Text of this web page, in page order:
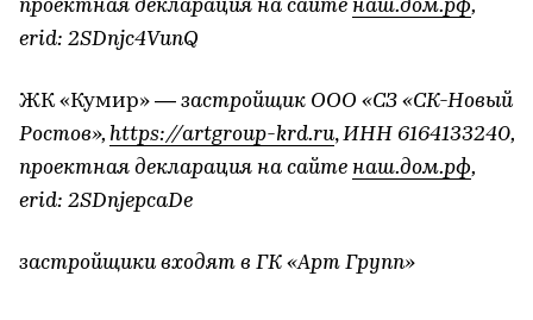
проектная декларация на сайте наш.дом.рф,
erid: 2SDnjc4VunQ
ЖК «Кумир» — застройщик ООО «СЗ «СК-Новый
Ростов», https://artgroup-krd.ru,ИНН 6164133240,
проектная декларация на сайте наш.дом.рф,
erid: 2SDnjepcaDe
застройщики входят в ГК «Арт Групп»